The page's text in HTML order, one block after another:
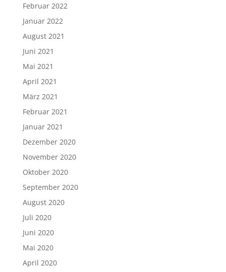
Februar 2022
Januar 2022
August 2021
Juni 2021
Mai 2021
April 2021
März 2021
Februar 2021
Januar 2021
Dezember 2020
November 2020
Oktober 2020
September 2020
August 2020
Juli 2020
Juni 2020
Mai 2020
April 2020